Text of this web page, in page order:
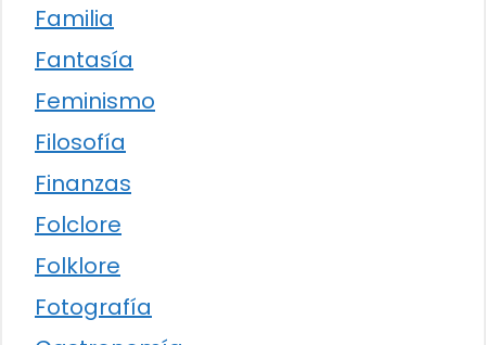
Familia
Fantasía
Feminismo
Filosofía
Finanzas
Folclore
Folklore
Fotografía